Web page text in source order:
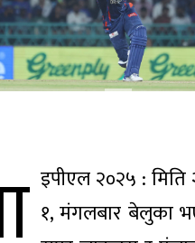
सम्भावना
मिस’ र
‘हली’
प्रदर्शनमा
१४ घण्टा
अगाडी
चार
महिनाको
विकास
निर्माणमा
सुधार
उपत्यकामा
शुक्रबार
६१ हजार
१४ घण्टा अगाडी
इपीएल २०२५ : मिति
१, मंगलबार बेलुका